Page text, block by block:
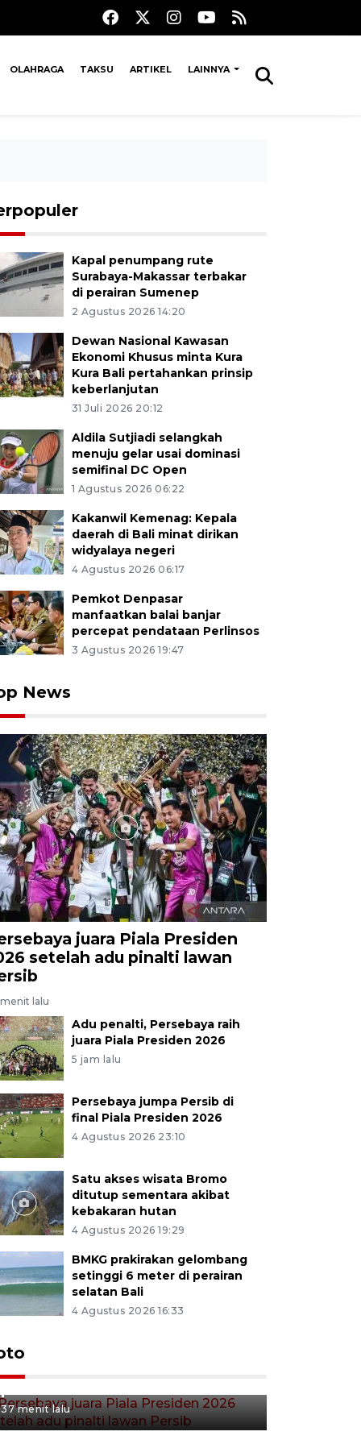
OLAHRAGA TAKSU ARTIKEL LAINNYA
Kapal penumpang rute
Surabaya-Makassar terbakar
di perairan Sumenep
2 Agustus 2026 14:20
Dewan Nasional Kawasan
Ekonomi Khusus minta Kura
Kura Bali pertahankan prinsip
keberlanjutan
31 Juli 2026 20:12
Aldila Sutjiadi selangkah
menuju gelar usai dominasi
semifinal DC Open
1 Agustus 2026 06:22
Kakanwil Kemenag: Kepala
daerah di Bali minat dirikan
widyalaya negeri
4 Agustus 2026 06:17
Pemkot Denpasar
manfaatkan balai banjar
percepat pendataan Perlinsos
3 Agustus 2026 19:47
News
juara Piala Presiden
setelah adu pinalti lawan
lalu
Adu penalti, Persebaya raih
juara Piala Presiden 2026
5 jam lalu
Persebaya jumpa Persib di
final Piala Presiden 2026
4 Agustus 2026 23:10
Satu akses wisata Bromo
ditutup sementara akibat
kebakaran hutan
4 Agustus 2026 19:29
BMKG prakirakan gelombang
setinggi 6 meter di perairan
selatan Bali
4 Agustus 2026 16:33
Persebaya juara Piala
Presiden 2026 setelah adu
37 menit lalu